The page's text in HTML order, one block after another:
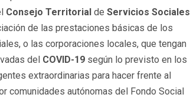
Consejo Territorial de Servicios Sociales
de las prestaciones básicas de los
o las corporaciones locales, que tengan
del COVID-19 según lo previsto en los
extraordinarias para hacer frente al
comunidades autónomas del Fondo Social